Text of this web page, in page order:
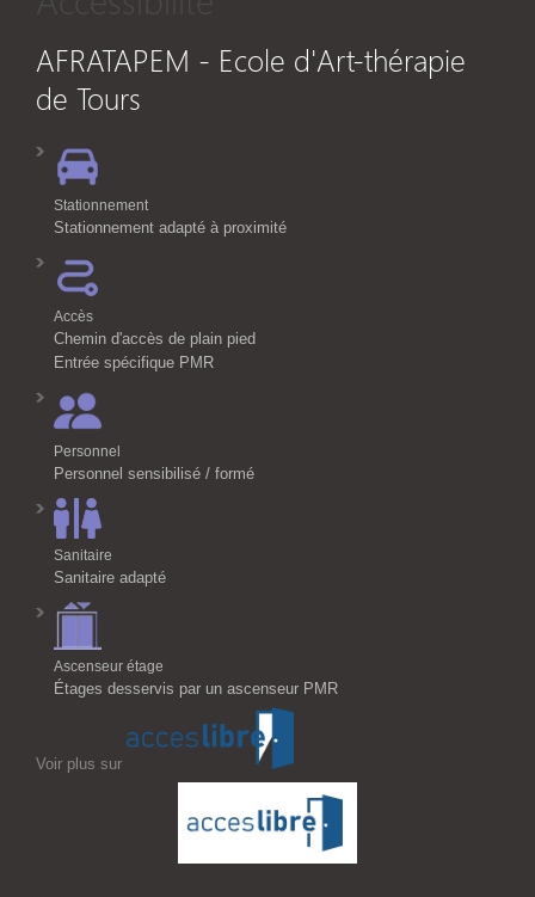
AFRATAPEM - Ecole d'Art-thérapie
de Tours
Stationnement
Stationnement adapté à proximité
Accès
Chemin d'accès de plain pied
Entrée spécifique PMR
Personnel
Personnel sensibilisé / formé
Sanitaire
Sanitaire adapté
Ascenseur étage
Étages desservis par un ascenseur PMR
Voir plus sur